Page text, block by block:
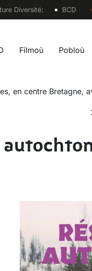
Diversité: Sites
BCD
Filmoù Pobloù
en centre Bretagne,